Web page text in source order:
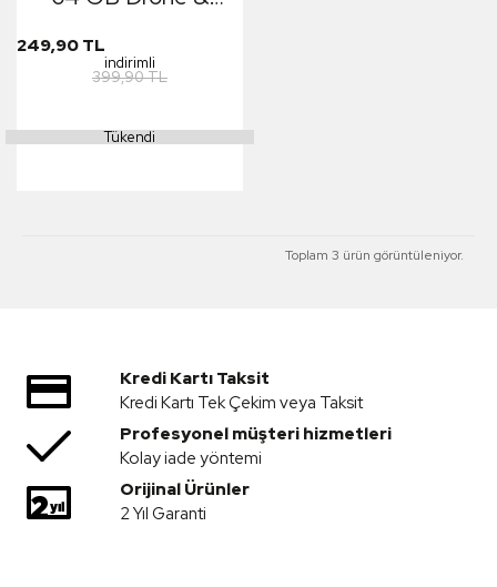
Araç İçi Kamera İçin
Yüksek Hızlı Hafıza
249,90 TL
indirimli
399,90 TL
Tükendi
Toplam 3 ürün görüntüleniyor.
Kredi Kartı Taksit
Kredi Kartı Tek Çekim veya Taksit
Profesyonel müşteri hizmetleri
Kolay iade yöntemi
Orijinal Ürünler
2 Yıl Garanti